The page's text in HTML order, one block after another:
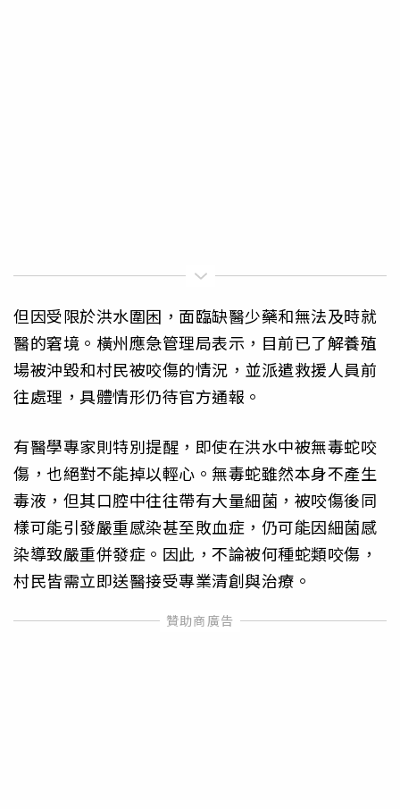
但因受限於洪水圍困，面臨缺醫少藥和無法及時就
醫的窘境。橫州應急管理局表示，目前已了解養殖
場被沖毀和村民被咬傷的情況，並派遣救援人員前
往處理，具體情形仍待官方通報。
有醫學專家則特別提醒，即使在洪水中被無毒蛇咬
傷，也絕對不能掉以輕心。無毒蛇雖然本身不產生
毒液，但其口腔中往往帶有大量細菌，被咬傷後同
樣可能引發嚴重感染甚至敗血症，仍可能因細菌感
染導致嚴重併發症。因此，不論被何種蛇類咬傷，
村民皆需立即送醫接受專業清創與治療。